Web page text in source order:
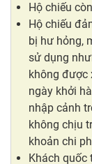
Hộ chiếu
Hộ chiếu
bị hư hỏng,
sử dụng
không được
ngày khởi
nhập cảnh
không chịu
khoản chi
Khách quốc